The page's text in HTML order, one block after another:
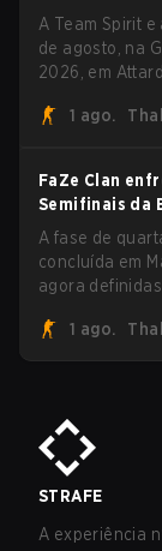
A Team Spirit
de agosto, na
2026, em
1 ago.
FaZe Clan
Semifinais da
A fase de
concluída em
agora definidas
ainda lutando
tornou a última
1 ago.
STRAFE
A experiência